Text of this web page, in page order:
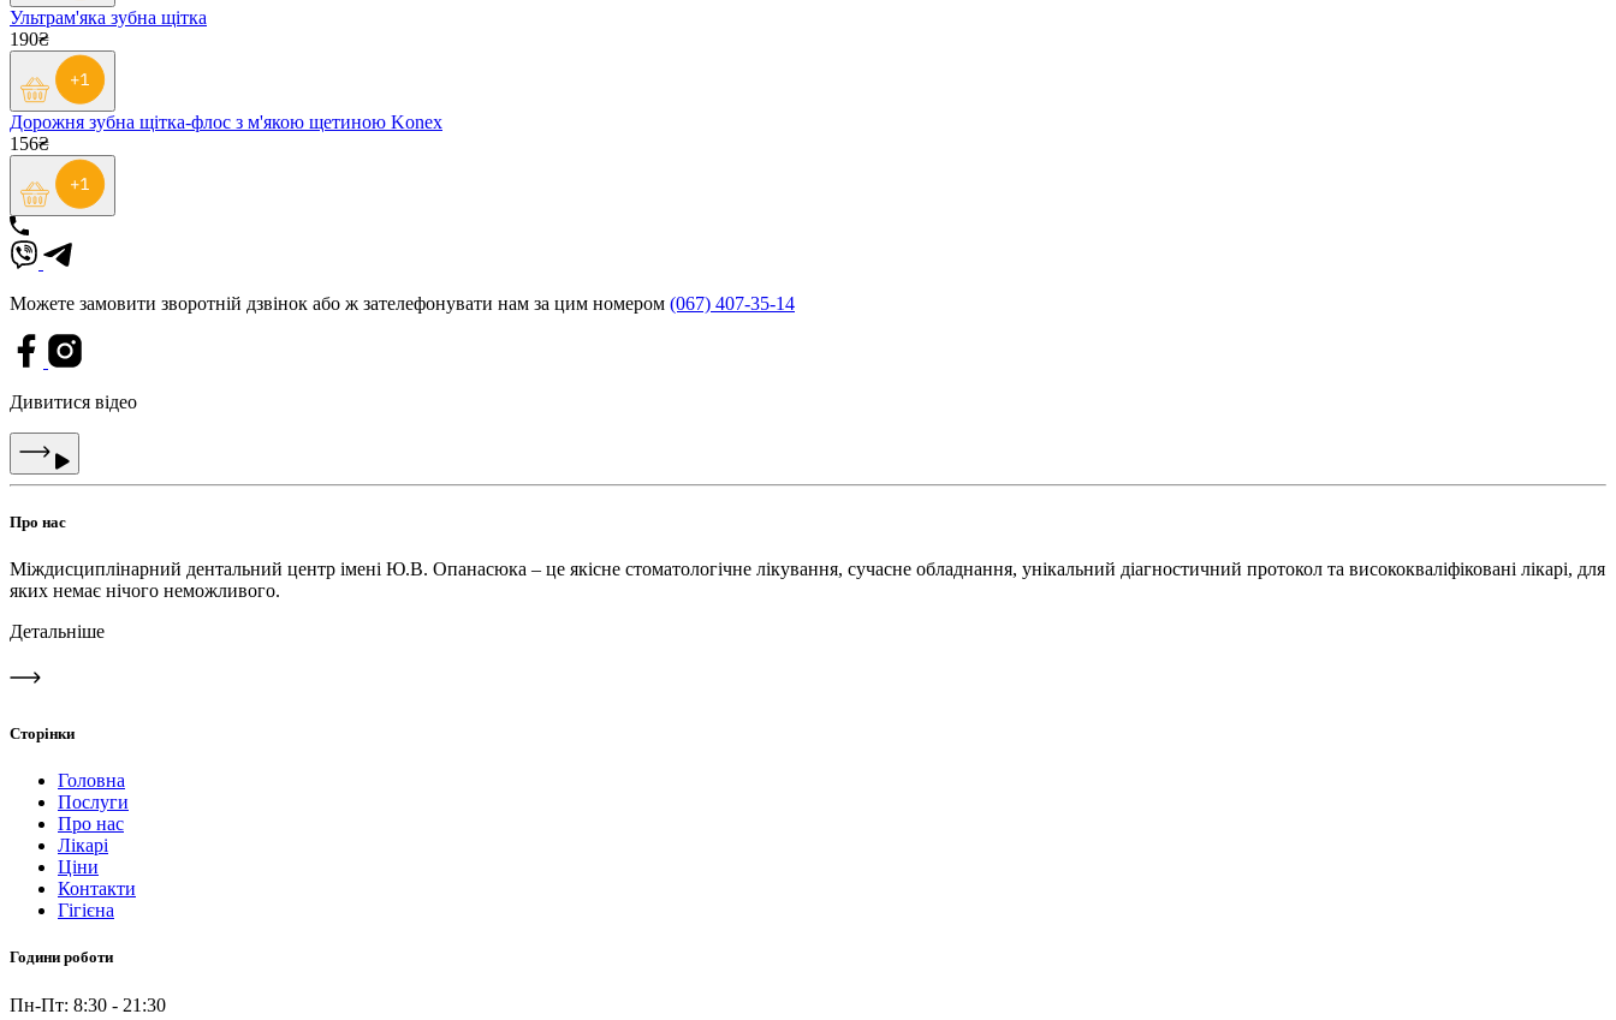
Ультрам'яка зубна щітка
190₴
Дорожня зубна щітка-флос з м'якою щетиною Konex
156₴
Можете замовити зворотній дзвінок або ж зателефонувати нам за цим номером (067) 407-35-14
Дивитися відео
Про нас
Міждисциплінарний дентальний центр імені Ю.В. Опанасюка – це якісне стоматологічне лікування, сучасне обладнання, унікальний діагностичний протокол та висококваліфіковані лікарі, для
яких немає нічого неможливого.
Детальніше
Сторінки
Головна
Послуги
Про нас
Лікарі
Ціни
Контакти
Гігієна
Години роботи
Пн-Пт: 8:30 - 21:30